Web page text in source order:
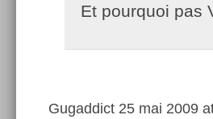
Et pourquoi pas
Gugaddict 25 mai 2009